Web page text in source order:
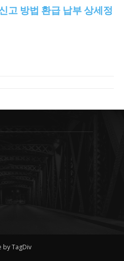
고 방법 환급 납부 상세정
by TagDiv